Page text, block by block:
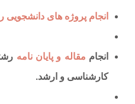
انجام پروژه های دانشجویی
انجام مقاله و پایان نامه
کارشناسی و ارشد.